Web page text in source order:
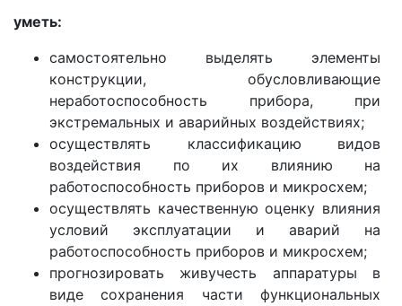
уметь:
самостоятельно выделять элементы
конструкции, обусловливающие
неработоспособность прибора, при
экстремальных и аварийных воздействиях;
осуществлять классификацию видов
воздействия по их влиянию на
работоспособность приборов и микросхем;
осуществлять качественную оценку влияния
условий эксплуатации и аварий на
работоспособность приборов и микросхем;
прогнозировать живучесть аппаратуры в
виде сохранения части функциональных